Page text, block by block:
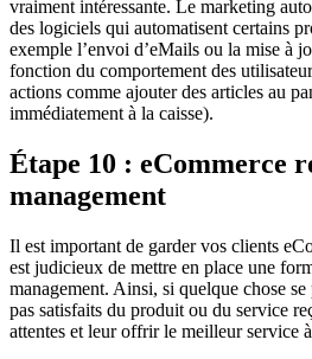
vraiment intéressante. Le marketing
des logiciels qui automatisent certains
exemple l’envoi d’eMails ou la mise à
fonction du comportement des
actions comme ajouter des articles au
immédiatement à la caisse).
Étape 10 : eCommerce
management
Il est important de garder vos clients
est judicieux de mettre en place une
management. Ainsi, si quelque chose se
pas satisfaits du produit ou du service
attentes et leur offrir le meilleur service